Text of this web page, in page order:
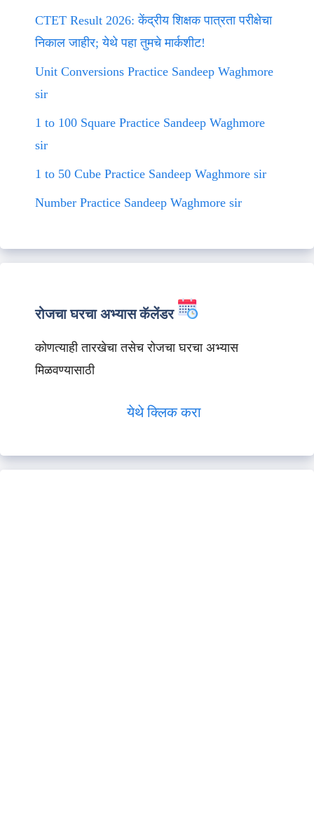
CTET Result 2026: केंद्रीय शिक्षक पात्रता परीक्षेचा
निकाल जाहीर; येथे पहा तुमचे मार्कशीट!
Unit Conversions Practice Sandeep Waghmore
sir
1 to 100 Square Practice Sandeep Waghmore
sir
1 to 50 Cube Practice Sandeep Waghmore sir
Number Practice Sandeep Waghmore sir
रोजचा घरचा अभ्यास कॅलेंडर
कोणत्याही तारखेचा तसेच रोजचा घरचा अभ्यास
मिळवण्यासाठी
येथे क्लिक करा